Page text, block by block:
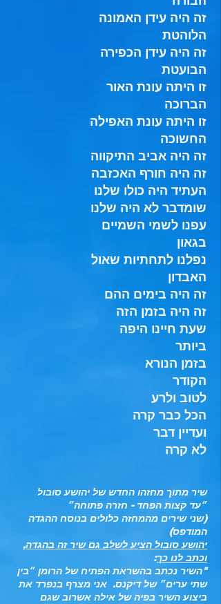
זה היה עידן האמונה
הלוהטת
זה היה עידן הכפירה
הבועטת
זו היתה עונת האור
הברוכה
זו היתה עונת האפילה
החשוכה
זה היה אביב התיקווה
זה היה חורף האכזבה
העתיד היה כולו שלנו
שומדבר לא היה שלנו
עפנו לשמי השמיים
בגאון
נפלנו לתחתיות שאול
האבדון
זה היה בימים ההם
זה היה בזמן הזה
שעת חיינו היפה
ביותר
בזמן הנורא
הקודר
לטוב ולרע
הכל כבר קרה
ועדיין דבר
לא קרה
שיר מתוך מחזהו החדש של יהושע סובול
״עד קצות הפחד - חזרה פתוחה״
(שני שירים מהמחזה כלולים בנוסח ההגדה
המודפס)
יהושע סובול הציע לשלב גם שיר זה בהגדה,
וכתב לנו כך:
"השיר נכתב בהשראת הפתיח של הרומן ״בין
שתי ערים״ של דיקנס. אני מצרף בנפרד את
ביצוע השיר בפיה של אילה אשרוב שגם